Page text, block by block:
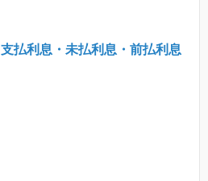
払利息・未払利息・前払利息